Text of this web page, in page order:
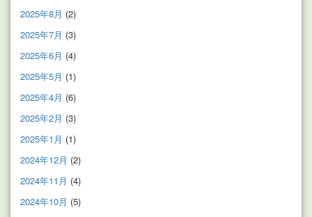
2025年8月 (2)
2025年7月 (3)
2025年6月 (4)
2025年5月 (1)
2025年4月 (6)
2025年2月 (3)
2025年1月 (1)
2024年12月 (2)
2024年11月 (4)
2024年10月 (5)